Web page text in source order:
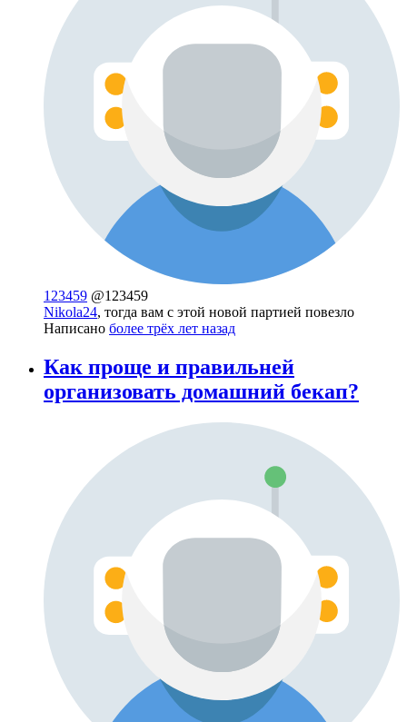
123459 @123459
Nikola24, тогда вам с этой новой партией повезло
Написано более трёх лет назад
Как проще и правильней
организовать домашний бекап?